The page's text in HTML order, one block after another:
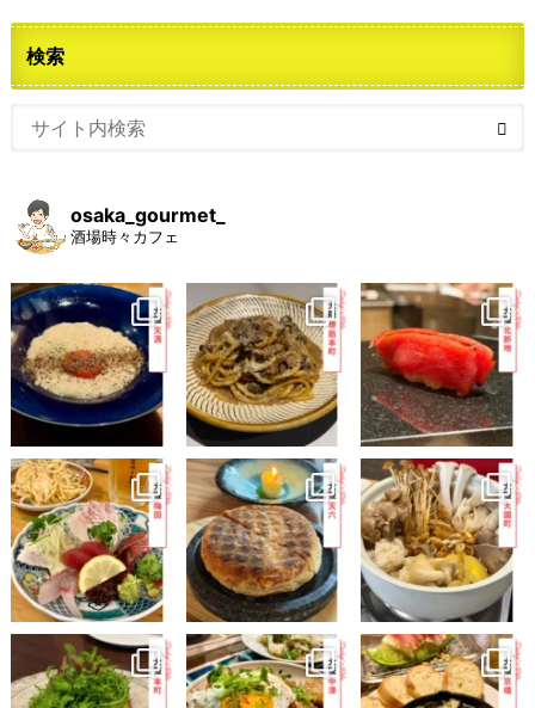
検索
osaka_gourmet_
酒場時々カフェ